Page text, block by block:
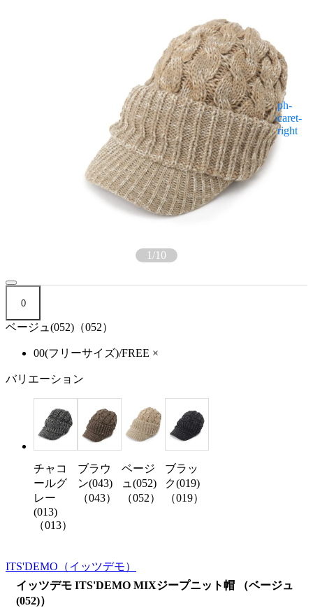
1/10
0
ベージュ(052)（052）
00(フリーサイズ)/FREE ×
バリエーション
チャコ
ールグ
レー
(013)
（013）
ブラウ
ン(043)
（043）
ベージ
ュ(052)
（052）
ブラッ
ク(019)
（019）
ITS'DEMO （イッツデモ）
イッツデモ ITS'DEMO MIXジープニット帽 （ベージュ
(052)）